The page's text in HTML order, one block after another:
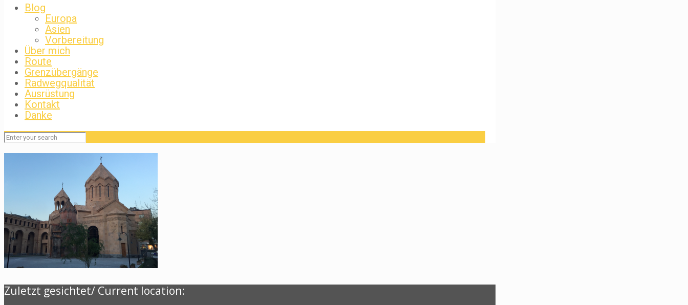
Blog
Europa
Asien
Vorbereitung
Über mich
Route
Grenzübergänge
Radwegqualität
Ausrüstung
Kontakt
Danke
Zuletzt gesichtet/ Current location: